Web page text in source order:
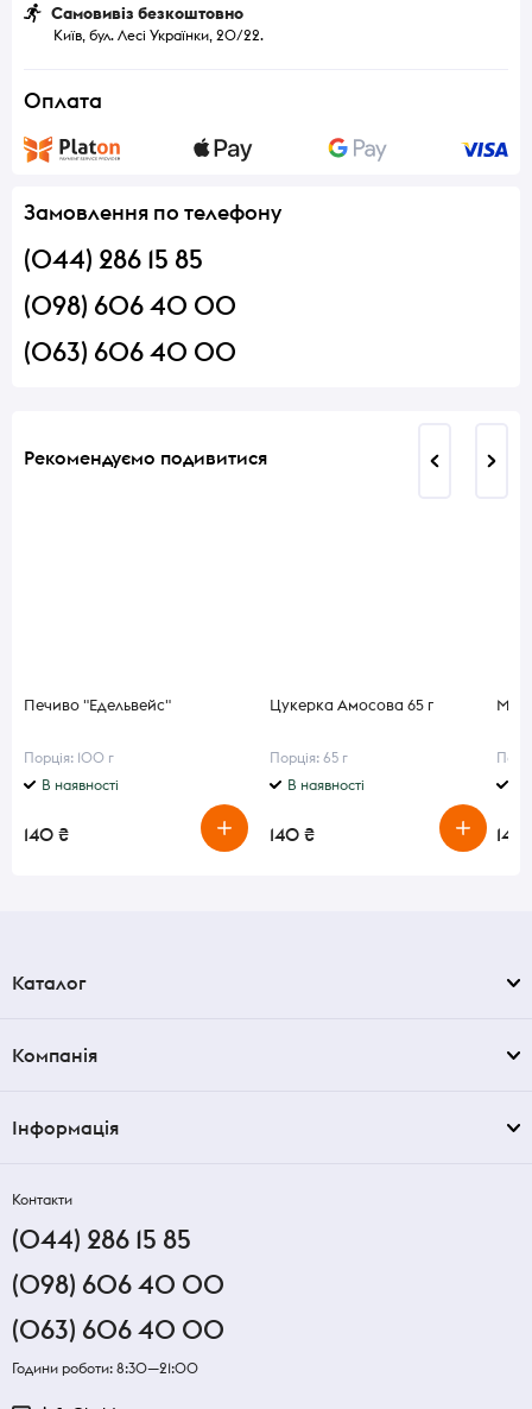
Самовивіз безкоштовно
Київ, бул. Лесі Українки, 20/22.
Оплата
Замовлення по телефону
(044) 286 15 85
(098) 606 40 00
(063) 606 40 00
Рекомендуємо подивитися
Печиво "Едельвейс"
Порція: 100 г
В наявності
140 ₴
Цукерка Амосова 65 г
Порція: 65 г
В наявності
140 ₴ 140
Каталог
Компанія
Інформація
Контакти
(044) 286 15 85
(098) 606 40 00
(063) 606 40 00
Години роботи: 8:30—21:00